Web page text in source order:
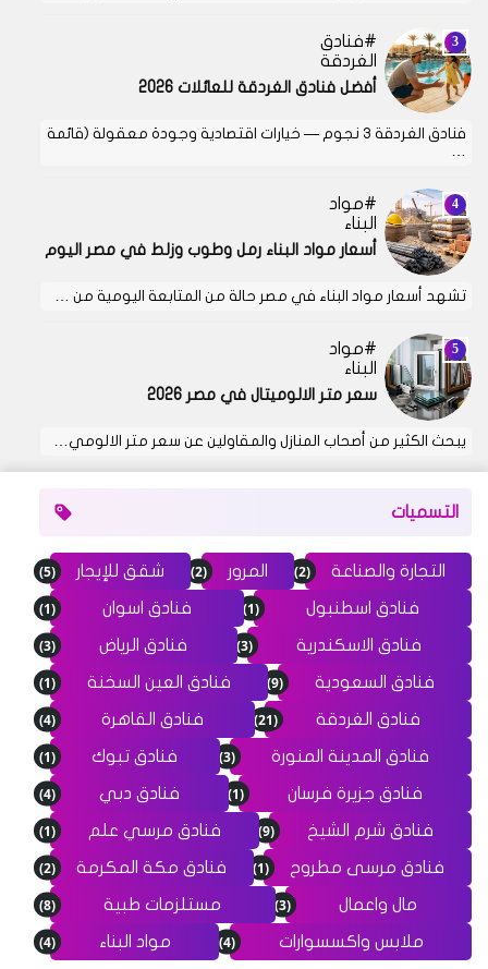
فنادق
الغردقة
أفضل فنادق الغردقة للعائلات 2026
فنادق الغردقة 3 نجوم — خيارات اقتصادية وجودة معقولة (قائمة
مواد
البناء
أسعار مواد البناء رمل وطوب وزلط في مصر اليوم
تشهد أسعار مواد البناء في مصر حالة من المتابعة اليومية من …
مواد
البناء
سعر متر الالوميتال في مصر 2026
يبحث الكثير من أصحاب المنازل والمقاولين عن سعر متر الالومي…
التسميات
التجارة والصناعة (2) المرور (2) شقق للإيجار (5)
فنادق اسطنبول (1) فنادق اسوان (1)
فنادق الاسكندرية (3) فنادق الرياض (3)
فنادق السعودية (9) فنادق العين السخنة (1)
فنادق الغردقة (21) فنادق القاهرة (4)
فنادق المدينة المنورة (3) فنادق تبوك (1)
فنادق جزيرة فرسان (1) فنادق دبي (4)
فنادق شرم الشيخ (9) فنادق مرسي علم (1)
فنادق مرسى مطروح (1) فنادق مكة المكرمة (2)
مال واعمال (3) مستلزمات طبية (8)
ملابس واكسسوارات (4) مواد البناء (4)